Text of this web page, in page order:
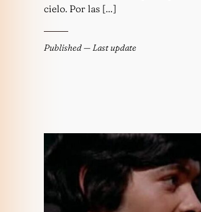
cielo. Por las […]
Published— Last update